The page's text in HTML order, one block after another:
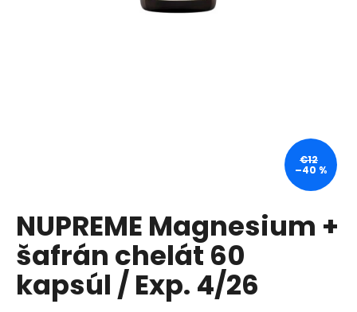
NUPREME Magnesium +
šafrán chelát 60
kapsúl / Exp. 4/26
€12
–40 %
O
d
p